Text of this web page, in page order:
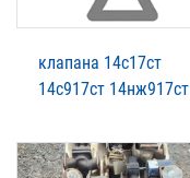
клапана 14с17ст
14с917ст 14нж917ст